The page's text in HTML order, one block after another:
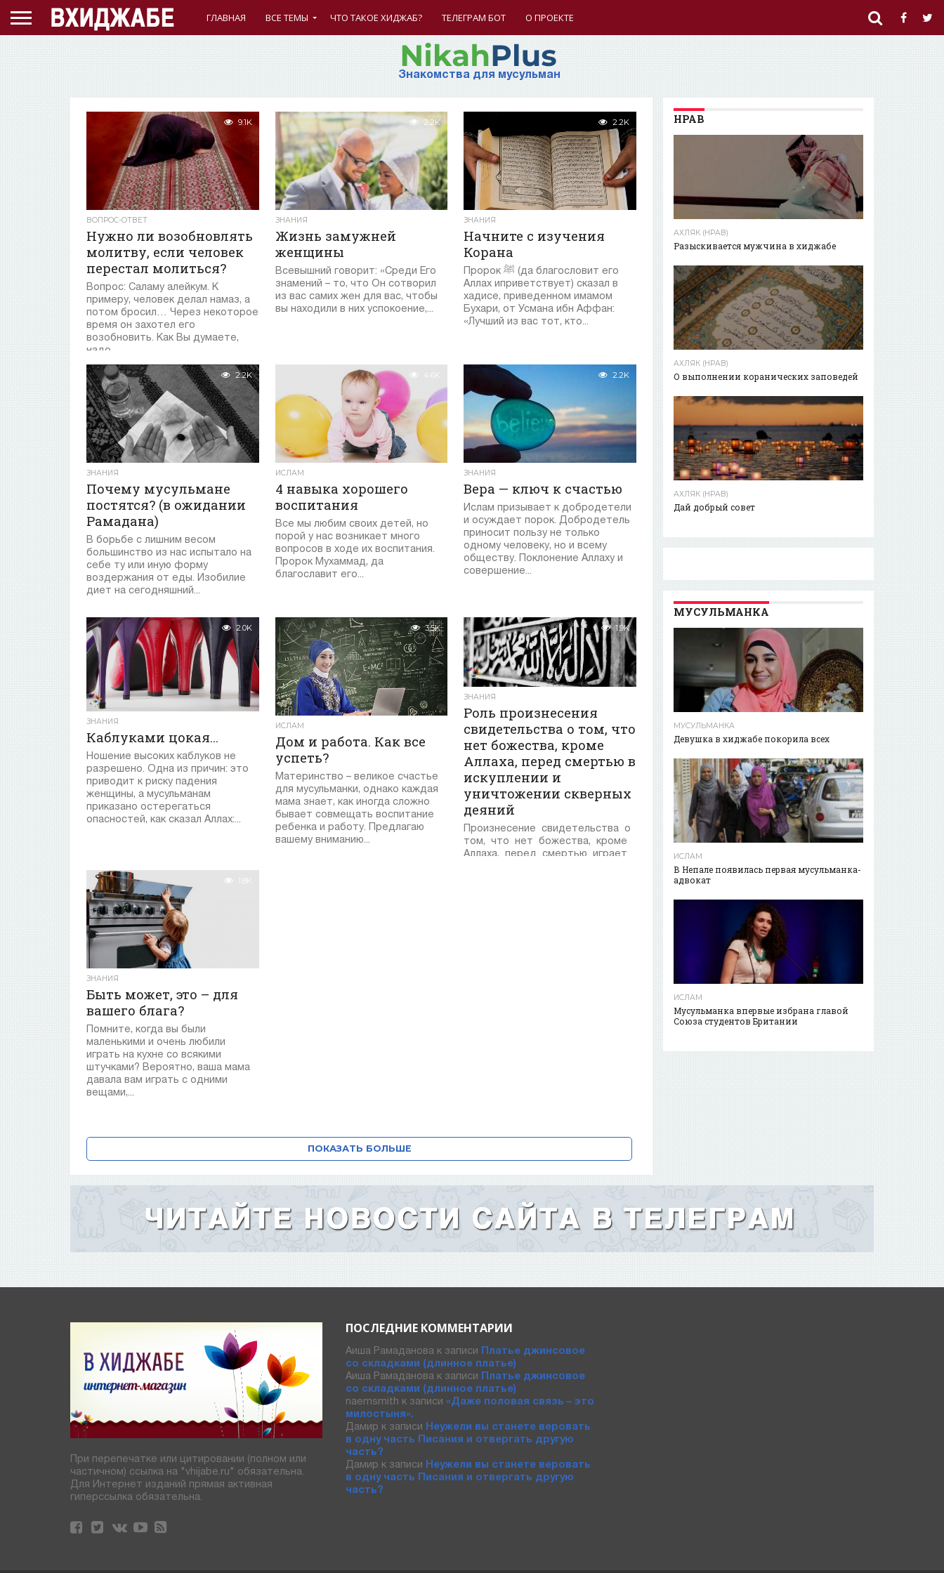
ГЛАВНАЯ ВСЕ ТЕМЫ ЧТО ТАКОЕ ХИДЖАБ? ТЕЛЕГРАМ БОТ О ПРОЕКТЕ
Знакомства для мусульман
9.1K
ВОПРОС-ОТВЕТ
Нужно ли возобновлять
молитву, если человек
перестал молиться?
Вопрос: Саламу алейкум. К
примеру, человек делал намаз, а
потом бросил… Через некоторое
время он захотел его
возобновить. Как Вы думаете,
надо...
2.2K
ЗНАНИЯ
Жизнь замужней
женщины
Всевышний говорит: «Среди Его
знамений – то, что Он сотворил
из вас самих жен для вас, чтобы
вы находили в них успокоение,...
2.2K
ЗНАНИЯ
Начните с изучения
Корана
Пророк ﷺ (да благословит его
Аллах иприветствует) сказал в
хадисе, приведенном имамом
Бухари, от Усмана ибн Аффан:
«Лучший из вас тот, кто...
2.2K
ЗНАНИЯ
Почему мусульмане
постятся? (в ожидании
Рамадана)
В борьбе с лишним весом
большинство из нас испытало на
себе ту или иную форму
воздержания от еды. Изобилие
диет на сегодняшний...
4.6K
ИСЛАМ
4 навыка хорошего
воспитания
Все мы любим своих детей, но
порой у нас возникает много
вопросов в ходе их воспитания.
Пророк Мухаммад, да
благославит его...
2.2K
ЗНАНИЯ
Вера — ключ к счастью
Ислам призывает к добродетели
и осуждает порок. Добродетель
приносит пользу не только
одному человеку, но и всему
обществу. Поклонение Аллаху и
совершение...
2.0K
ЗНАНИЯ
Каблуками цокая…
Ношение высоких каблуков не
разрешено. Одна из причин: это
приводит к риску падения
женщины, а мусульманам
приказано остерегаться
опасностей, как сказал Аллах:...
3.5K
ИСЛАМ
Дом и работа. Как все
успеть?
Материнство – великое счастье
для мусульманки, однако каждая
мама знает, как иногда сложно
бывает совмещать воспитание
ребенка и работу. Предлагаю
вашему вниманию...
1.9K
ЗНАНИЯ
Роль произнесения
свидетельства о том, что
нет божества, кроме
Аллаха, перед смертью в
искуплении и
уничтожении скверных
деяний
Произнесение свидетельства о
том, что нет божества, кроме
Аллаха, перед смертью играет
1.8K
ЗНАНИЯ
Быть может, это – для
вашего блага?
Помните, когда вы были
маленькими и очень любили
играть на кухне со всякими
штучками? Вероятно, ваша мама
давала вам играть с одними
вещами,...
ПОКАЗАТЬ БОЛЬШЕ
НРАВ
АХЛЯК (НРАВ)
Разыскивается мужчина в хиджабе
АХЛЯК (НРАВ)
О выполнении коранических заповедей
АХЛЯК (НРАВ)
Дай добрый совет
МУСУЛЬМАНКА
МУСУЛЬМАНКА
Девушка в хиджабе покорила всех
ИСЛАМ
В Непале появилась первая мусульманка-
адвокат
ИСЛАМ
Мусульманка впервые избрана главой
Союза студентов Британии
При перепечатке или цитировании (полном или
частичном) ссылка на "vhijabe.ru" обязательна.
Для Интернет изданий прямая активная
гиперссылка обязательна.
ПОСЛЕДНИЕ КОММЕНТАРИИ
Аиша Рамаданова к записи Платье джинсовое
со складками (длинное платье)
Аиша Рамаданова к записи Платье джинсовое
со складками (длинное платье)
naemsmith к записи «Даже половая связь – это
милостыня».
Дамир к записи Неужели вы станете веровать
в одну часть Писания и отвергать другую
часть?
Дамир к записи Неужели вы станете веровать
в одну часть Писания и отвергать другую
часть?